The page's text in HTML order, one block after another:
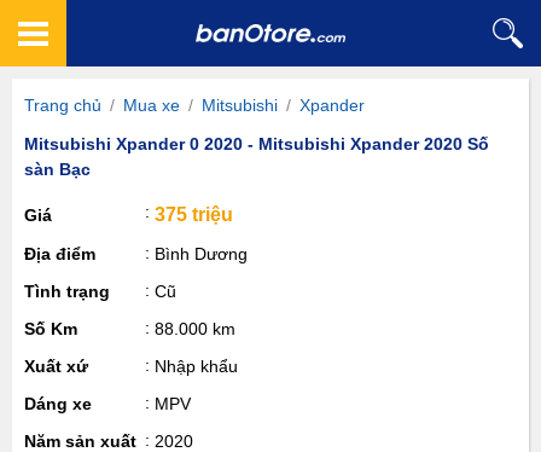
Trang chủ / Mua xe / Mitsubishi / Xpander
Mitsubishi Xpander 0 2020 - Mitsubishi Xpander 2020 Số
sàn Bạc
Giá 375 triệu
Địa điểm
Bình Dương
Tình trạng
Cũ
Số Km
88.000 km
Xuất xứ
Nhập khẩu
Dáng xe
MPV
Năm sản xuất
2020